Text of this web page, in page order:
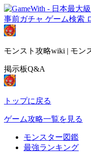
事前ガチャ ゲーム検索
モンスト攻略wiki | モン
掲示板Q&A
トップに戻る
ゲーム攻略一覧を見る
モンスター図鑑
最強ランキング